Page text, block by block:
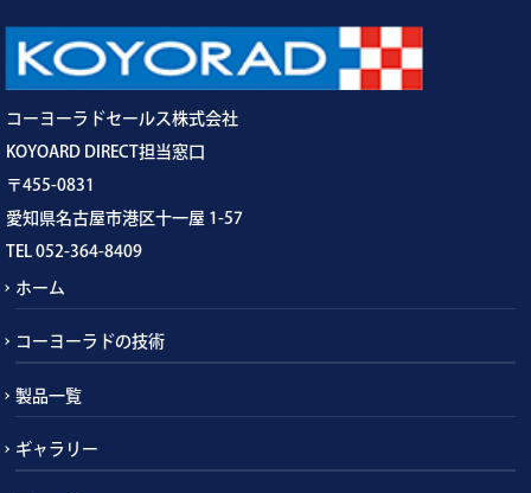
コーヨーラドセールス株式会社
KOYOARD DIRECT担当窓口
〒455-0831
愛知県名古屋市港区十一屋 1-57
TEL 052-364-8409
ホーム
コーヨーラドの技術
製品一覧
ギャラリー